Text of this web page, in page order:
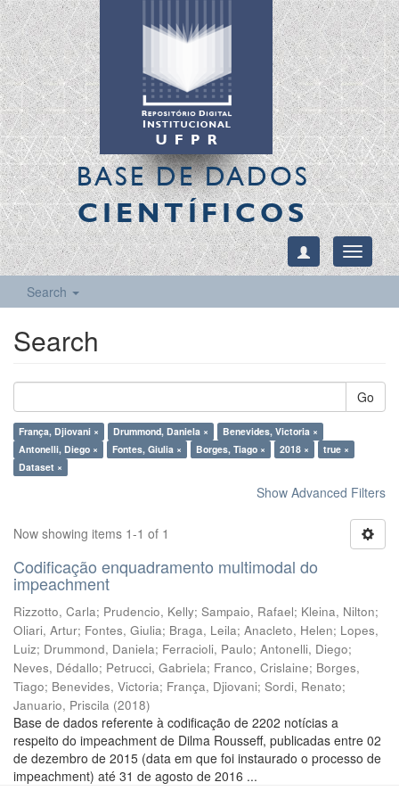
BASE DE DADOS
CIENTÍFICOS
Toggle
Search
Search
Go
França, Djiovani × Drummond, Daniela ×
Benevides, Victoria ×
Antonelli, Diego ×
Fontes, Giulia × Borges, Tiago × 2018 ×
true ×
Dataset ×
Show Advanced Filters
Now showing items 1-1 of 1
Codificação enquadramento multimodal do
impeachment
Rizzotto, Carla; Prudencio, Kelly; Sampaio, Rafael; Kleina, Nilton;
Oliari, Artur; Fontes, Giulia; Braga, Leila; Anacleto, Helen; Lopes,
Luiz; Drummond, Daniela; Ferracioli, Paulo; Antonelli, Diego;
Neves, Dédallo; Petrucci, Gabriela; Franco, Crislaine; Borges,
Tiago; Benevides, Victoria; França, Djiovani; Sordi, Renato;
Januario, Priscila (2018)
Base de dados referente à codificação de 2202 notícias a
respeito do impeachment de Dilma Rousseff, publicadas entre 02
de dezembro de 2015 (data em que foi instaurado o processo de
impeachment) até 31 de agosto de 2016 ...